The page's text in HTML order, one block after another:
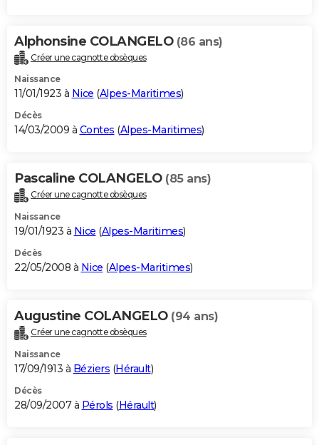
Alphonsine COLANGELO (86 ans)
Créer une cagnotte obsèques
Naissance
11/01/1923 à Nice (Alpes-Maritimes)
Décès
14/03/2009 à Contes (Alpes-Maritimes)
Pascaline COLANGELO (85 ans)
Créer une cagnotte obsèques
Naissance
19/01/1923 à Nice (Alpes-Maritimes)
Décès
22/05/2008 à Nice (Alpes-Maritimes)
Augustine COLANGELO (94 ans)
Créer une cagnotte obsèques
Naissance
17/09/1913 à Béziers (Hérault)
Décès
28/09/2007 à Pérols (Hérault)